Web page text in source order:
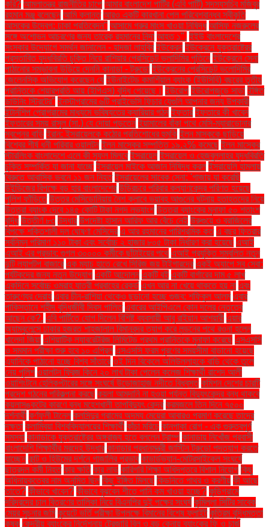
করি? আমলাতন্ত্র রাজনীতির চাপে আমার বাংলাদেশ পার্টির (এবি পার্টি) সদস্যসচিব মজিবুর
রহমান মঞ্জু বলেছেন আমি ক্লান্ত আরও একটি কারখানা পেল পরিবেশবান্ধব স্বীকৃতি
আসকের উদ্বেগ: ঢাকা প্রতিবেদন" আসামে গরুর মাংস খাওয়া নিষিদ্ধ আসিফ নজরুলের
সঙ্গে অশোভন আচরণের জন্য তারেক রহমানের নিন্দা আহত ১". ইইউ বাংলাদেশের
সংস্কার উদ্যোগে সমর্থন জানালেন - হাদজা লাহবিব ইউক্রেন ইউক্রেনে যুক্তরাষ্ট্রের
প্রস্তাবিত যুদ্ধবিরতি চুক্তি নিয়ে রাশিয়ার প্রেসিডেন্ট ভ্লাদিমির পুতিনে ইউক্রেনে সেনা
পাঠানোর সম্ভাবনা উড়িয়ে দেননি কানাডা - ট্রুডো ইউক্রেনের প্রেসিডেন্ট ভলোদিমির
জেলেনস্কি অভিযোগ করেছেন যে ইউনাইটেড কমার্শিয়াল ব্যাংক (ইউসিবি) বছরের তৃতীয়
প্রান্তিকে শেয়ারপ্রতি আয় (ইপিএস) বৃদ্ধি পেয়েছে। ইউরোপ ইউরোপজুড়ে সাড়া ইঙ্গিত
ডাউনিং স্ট্রিটের" ইনস্টাগ্রামের ৬টি প্রাইভেসি ফিচার যেগুলি আপনার জন্য উপকারী
ইন্টার্নশিপ প্রোগ্রামের মাধ্যমে ভবিষ্যতের ক্যারিয়ার গঠন ইফতার ইফতারে কী খাবেন
ইফতারের সময় রাসুল (সা.) যে দোয়া পড়তেন ইয়ামালের বাঁকা পথে মেসি-ম্যারাডোনার
স্বপ্নের বাড়ি ইরান: ইসরায়েলকে কঠোর প্রতিশোধের হুমকি ইলন মাস্ককে ছাড়িয়ে
বিশ্বের শীর্ষ ধনী পরিবার ওয়ালটন ইলন মাস্কের সম্পত্তি ১৯.২% কমেছে ইলন মাস্কের
স্টারলিংক বাংলাদেশে এলে কী সুফল মিলবে ইসরায়েল ইসরায়েল ও হেজবুল্লাহর যুদ্ধবিরতি
চুক্তি সম্পর্কিত যা জানা যাচ্ছে ইসরায়েল মাইকে আজান নিষিদ্ধ করল ইসরায়েলি হামলায়
বৈরুতে আবাসিক ভবনে ১১ জন নিহত ইসরায়েলের সাবেক সেনা: 'গাজায় যা করেছি
উইন্ডিজের বিপক্ষে বড় হার বাংলাদেশের উড়িরচরে পরিবার কল্যাণকেন্দ্র পরিণত হয়েছে
পুলিশ ফাঁড়িতে উত্তর মেসিডোনিয়ায় নৈশ ক্লাবে ভয়াবহ আগুনের ঘটনায় হতাহতদের নিয়ে
উত্তরা ব্যাংক দেবে ১৪৫ কোটি টাকা নগদ লভ্যাংশ উত্তরা ব্যাংকের মুনাফা ৫০ শতাংশ
বৃদ্ধি উত্তীর্ণ ৮৩ উদ্ধার উপদেষ্টা হাসান আরিফ আর বেঁচে নেই উরুগুয়ে ও ব্রাজিলের
বিপক্ষে শক্তিশালী দল ঘোষণা মেসিদের এ আর রহমানের পারিশ্রমিক কত এ বছর ফিতরার
সর্বনিম্ন পরিমাণ ১১০ টাকা এবং সর্বোচ্চ ২ হাজার ৮০৫ টাকা নির্ধারণ করা হয়েছে এআই
এআই এর প্রভাব: গুগল ৩০০০০ কর্মীকে ছাঁটাইয়ের পথে এআই প্রযুক্তি সম্বলিত নতুন
দুটি ল্যাপটপ বাজারে এক ম্যাচ হাতে রেখে সিরিজ জয় টাইগারদের একই অ্যাপে সব সেবা:
পর্যটকদের জন্য নতুন উদ্যোগ একটি আন্দোলন একটি বই একটি বার্গারের দাম ৫ লাখ
একদিনে সর্বোচ্চ ওমরাহ যাত্রী প্রবাহের রেকর্ড এখন আর না খেয়ে থাকতে হয় না এবং
তারুণ্যের দ্রোহ এবার চীন-রাশিয়া থেকেও ছড়ানো হচ্ছে গুজব: শফিকুল আলম এবার
পাকিস্তানে শহীদ বুদ্ধিজীবী দিবস পালিত এবারের আইপিএলে কোন দলের নেতৃত্বে
আছেন কে?. এবি পার্টিতে যোগ দিলেন বিশিষ্ট ব্যবসায়ী আবু রাইয়ান আশয়ারী এয়ার
অ্যাম্বুলেন্সে ঢাকার হজরত শাহজালাল বিমানবন্দর ত্যাগ করে লন্ডনের পথে রওনা হলেন
খালেদা জিয়া এশিয়াটিক ল্যাবরেটরিজ লিমিটেড প্রথম প্রান্তিকে মুনাফা করেছে এসএসসি
ও সমমান পরীক্ষা শুরু হবে ১০ এপ্রিল এসএসসি ফরম পূরণের সময়সীমা বাড়ানো হয়েছে
এ্যানিকে পাঠানো হচ্ছে বিশ্ব সাঁতারে ওই দিন বিকেলে অলিউল্লাহকে বাড়ি থেকে তুলে
নেয় পুলিশ ওয়ালটন ফ্রিজ কিনে ২০ লাখ টাকা পেলেন কলেজ শিক্ষার্থী রাশেদ আলী
ওয়াশিংটনে হেলিকপ্টারের সঙ্গে সংঘর্ষে উড়োজাহাজ নদীতে বিধ্বস্ত কমিশন দেশের চারটি
প্রদেশ গঠনের পরিকল্পনা করছে কয়লা আমদানি না হওয়া পর্যন্ত বিদ্যুৎকেন্দ্র বন্ধ থাকবে
কয়লাসঙ্কটের কারণে বন্ধ মহেশখালী তাপবিদ্যুৎ কেন্দ্র করমজলে তিন দিনে ৭৫০০
দর্শনার্থী কর্ণফুলী টানেল কলসিন্দুর গ্রামের অদম্য মেয়েরা আবারও প্রমাণ করেছে তাদের
দক্ষতা কলাম্বিয়া বিশ্ববিদ্যালয়ের শিক্ষার্থী কাঁচা মরিচে কানপাকা রোগ - এক গুরুত্বপুর্ণ
সমস্যা কানাডাকে যুক্তরাষ্ট্রের অঙ্গরাজ্য হতে বললেন ট্রাম্প কানাডায় নিখোঁজ প্রবাসী
বাংলাদেশি শিক্ষার্থীর মরদেহ উদ্ধার কানাডার প্রধানমন্ত্রী জাস্টিন ট্রুডো পদত্যাগ করতে
যাচ্ছেন কান্ট ও হিউমের দর্শনে গাজালির প্রভাব কাভার্ডভ্যান-মোটরসাইকেল সংঘর্ষে
ছাত্রদল কর্মী নিহত কার ক্ষতি কার লাভ কারিগরি শিক্ষা অধিদপ্তরে বিশাল নিয়োগ কিছু
অধিনায়কত্বের নাম অনুমিত ছিল কিছু ইঙ্গিত মিলছে কিডনিতে পাথর ও করণীয় কী আছে
তাতে? কীভাবে খাবেন? কীভাবে বুঝবেন শীতে পানি কম খাওয়া হচ্ছে? কুড়িগ্রামে
দরিদ্রদের চাল বিতরণের তালিকা নিয়ে বিএনপির দুই পক্ষের সংঘর্ষ কুমিল্লা সিটির সাবেক
মেয়র সূচনার জমি কুয়েটে ভর্তি পরীক্ষা উপলক্ষে বিমানের বিশেষ ফ্লাইট কৃত্রিম বুদ্ধিমত্তা
কৃষক কেন্দ্রীয় ব্যাংকের নির্দেশনায় ট্রেজারি বিল ও বন্ড কেনায় ব্যাংকের ফি ও চার্জ